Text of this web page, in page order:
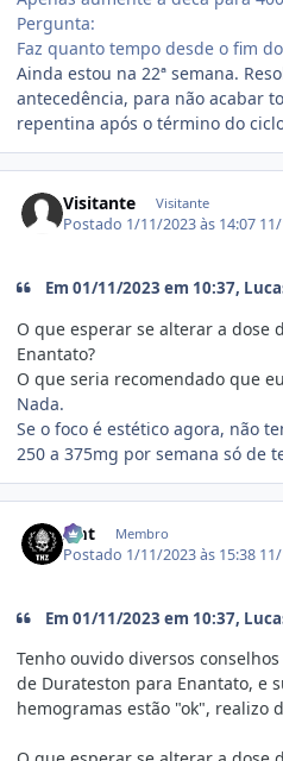
Pergunta:
Faz quanto tempo desde o fim
Ainda estou na 22ª semana.
antecedência, para não acabar
repentina após o término do
Visitante Visitante
Postado 1/11/2023 às 14:07
Em 01/11/2023 em 10:37,
O que esperar se alterar a dose
Enantato?
O que seria recomendado que
Nada.
Se o foco é estético agora, não
250 a 375mg por semana só de
zmt Membro
Postado 1/11/2023 às 15:38
Em 01/11/2023 em 10:37,
Tenho ouvido diversos
de Durateston para Enantato, e
hemogramas estão "ok", realizo